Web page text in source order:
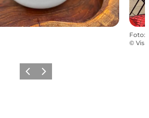
Foto:
©
Forrige billede
Næste billede